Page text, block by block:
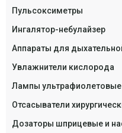
Пульсоксиметры
Ингалятор-небулайзер
Аппараты для
Увлажнители кислорода
Лампы
Отсасыватели
Дозаторы шприцевые и